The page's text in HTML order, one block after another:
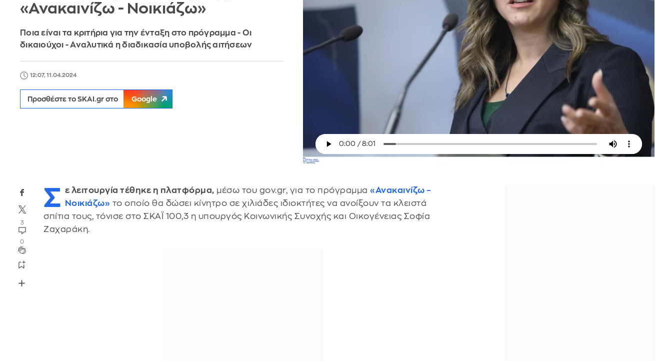
«Ανακαινίζω - Νοικιάζω»
Ποια είναι τα κριτήρια για την ένταξη στο πρόγραμμα - Οι
δικαιούχοι - Αναλυτικά η διαδικασία υποβολής αιτήσεων
12:07, 11.04.2024
Προσθέστε το SKAI.gr στο Google
3
0
Σ ε λειτουργία τέθηκε η πλατφόρμα, μέσω του gov.gr, για το πρόγραμμα«Ανακαινίζω –
Νοικιάζω» το οποίο θα δώσει κίνητρο σε χιλιάδες ιδιοκτήτες να ανοίξουν τα κλειστά
σπίτια τους, τόνισε στο ΣΚΑΪ 100,3 η υπουργός Κοινωνικής Συνοχής και Οικογένειας Σοφία
Ζαχαράκη.